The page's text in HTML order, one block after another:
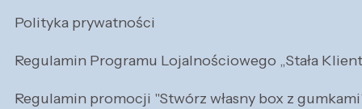
Polityka prywatności
Regulamin Programu Lojalnościowego „Stała
Regulamin promocji "Stwórz własny box z